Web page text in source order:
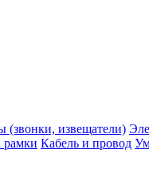
(звонки, извещатели)
рамки Кабель и провод